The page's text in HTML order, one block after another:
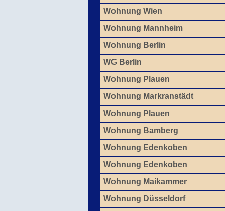
Wohnung Wien
Wohnung Mannheim
Wohnung Berlin
WG Berlin
Wohnung Plauen
Wohnung Markranstädt
Wohnung Plauen
Wohnung Bamberg
Wohnung Edenkoben
Wohnung Edenkoben
Wohnung Maikammer
Wohnung Düsseldorf